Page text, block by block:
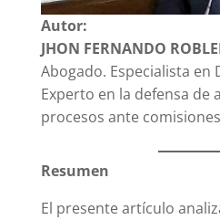
Autor:
JHON FERNANDO
Abogado. Especialista en
Experto en la defensa de
procesos ante
Resumen
El presente artículo